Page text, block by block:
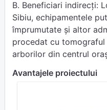
B. Beneficiari indirecți:
Sibiu, echipamentele
împrumutate și altor
procedat cu
arborilor din centrul
Avantajele proiectului